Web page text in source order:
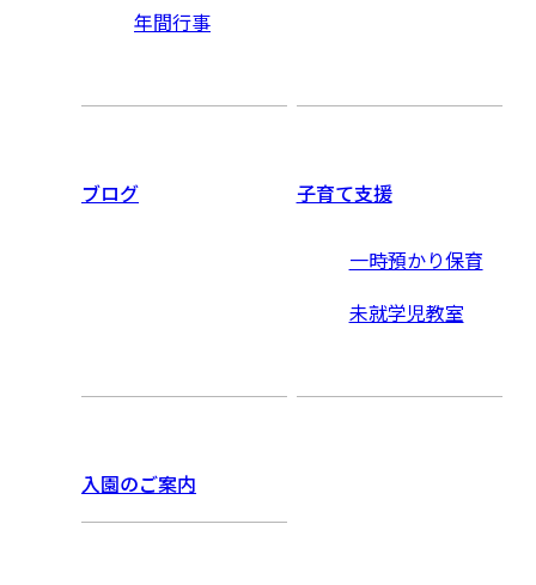
年間行事
ブログ 子育て支援
一時預かり保育
未就学児教室
入園のご案内